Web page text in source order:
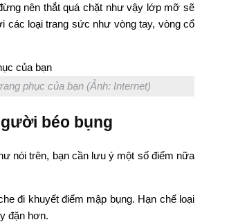
nên thắt quá chặt như vậy lớp mỡ sẽ
các loại trang sức như vòng tay, vòng cổ
phục của bạn (Ảnh: Internet)
béo bụng
nói trên, bạn cần lưu ý một số điểm nữa
đi khuyết điểm mập bụng. Hạn chế loại
đặn hơn.